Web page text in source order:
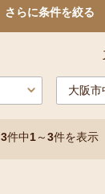
さらに条件を絞る
3件中1～3件を表示